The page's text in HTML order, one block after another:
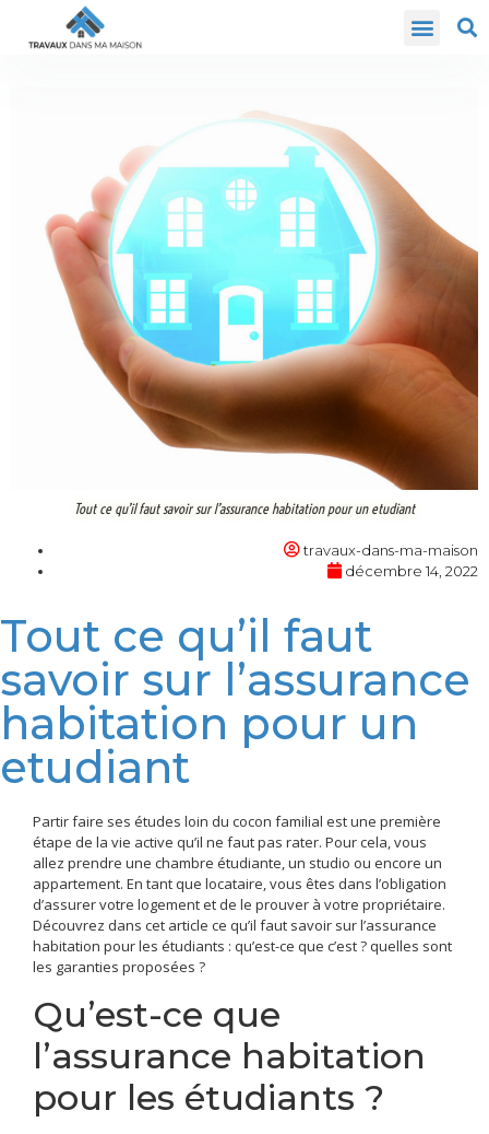
Tout ce qu’il faut savoir sur l’assurance habitation pour un etudiant
travaux-dans-ma-maison
décembre 14, 2022
Tout ce qu’il faut
savoir sur l’assurance
habitation pour un
etudiant
Partir faire ses études loin du cocon familial est une première
étape de la vie active qu’il ne faut pas rater. Pour cela, vous
allez prendre une chambre étudiante, un studio ou encore un
appartement. En tant que locataire, vous êtes dans l’obligation
d’assurer votre logement et de le prouver à votre propriétaire.
Découvrez dans cet article ce qu’il faut savoir sur l’assurance
habitation pour les étudiants : qu’est-ce que c’est ? quelles sont
les garanties proposées ?
Qu’est-ce que
l’assurance habitation
pour les étudiants ?